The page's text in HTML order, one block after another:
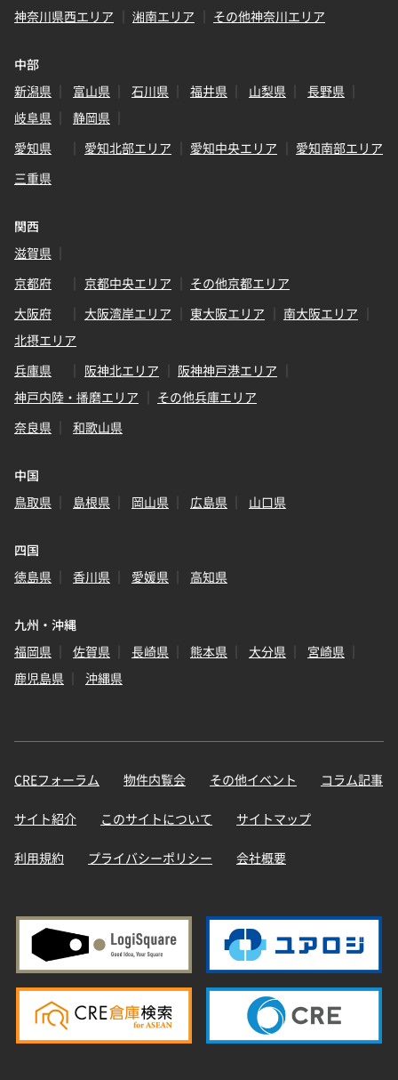
神奈川県西エリア
湘南エリア その他神奈川エリア
中部
新潟県
富山県 石川県 福井県 山梨県
長野県
岐阜県
静岡県
愛知県
愛知北部エリア 愛知中央エリア
愛知南部エリア
三重県
関西
滋賀県
京都府
京都中央エリア
その他京都エリア
大阪府
大阪湾岸エリア 東大阪エリア
南大阪エリア
北摂エリア
兵庫県
阪神北エリア
阪神神戸港エリア
神戸内陸・播磨エリア
その他兵庫エリア
奈良県
和歌山県
中国
鳥取県
島根県 岡山県 広島県 山口県
四国
徳島県
香川県 愛媛県 高知県
九州・沖縄
福岡県
佐賀県 長崎県 熊本県 大分県
宮崎県
鹿児島県
沖縄県
CREフォーラム 物件内覧会 その他イベント コラム記事
サイト紹介 このサイトについて サイトマップ
利用規約 プライバシーポリシー 会社概要